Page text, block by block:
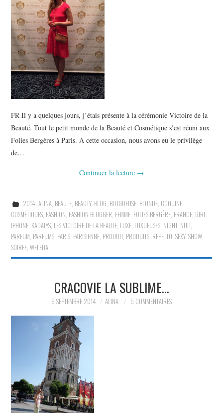
FR Il y a quelques jours, j’étais présente à la cérémonie Victoire de la
Beauté. Tout le petit monde de la Beauté et Cosmétique s’est réuni aux
Folies Bergères à Paris. À cette occasion, nous avons eu le privilège
de…
Continuer la lecture →
2014 ALINA, BEAUTE, BEAUTY, BLOG BLOGUEUSE, BLONDE, COQUINE,
COSMÉTIQUES FASHION FASHION BLOGGER FEMME FOLIES BERGÈRE FRANCE GIRL
IPHONE KADALYS LES VICTOIRE DE LA BEAUTE LUXE LUXUEUSES NIGHT, NUIT,
PARFUM PARFUMS PARIS PARISIENNE PRODUIT, PRODUITS REPETTO ,SEXY,SHOW
SOIREE ,WELEDA
CRACOVIE LA SUBLIME…
9 SEPTEMBRE 2014 ALINA 5 COMMENTAIRES